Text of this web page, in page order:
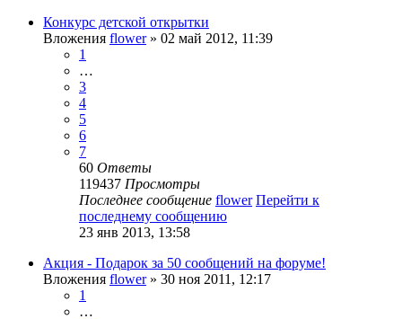
Конкурс детской открытки
Вложения flower» 02 май 2012, 11:39
1
…
3
4
5
6
7
60 Ответы
119437 Просмотры
Последнее сообщение flower Перейти к
последнему сообщению
23 янв 2013, 13:58
Акция - Подарок за 50 сообщений на форуме!
Вложения flower» 30 ноя 2011, 12:17
1
…